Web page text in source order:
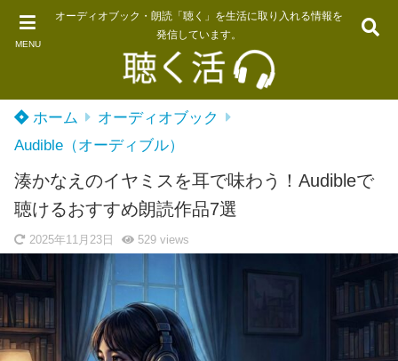
MENU
オーディオブック・朗読「聴く」を生活に取り入れる情報を
発信しています。
ホーム
オーディオブック
Audible（オーディブル）
湊かなえのイヤミスを耳で味わう！Audibleで
聴けるおすすめ朗読作品7選
2025年11月23日 529views